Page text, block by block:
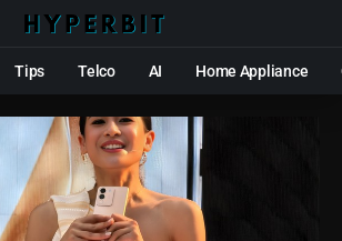
Tips Telco AI Home Appliance